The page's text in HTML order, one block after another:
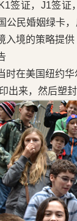
签证，J1签证
公民婚姻绿卡
入境的策略提供
时在美国纽约华
出来，然后塑